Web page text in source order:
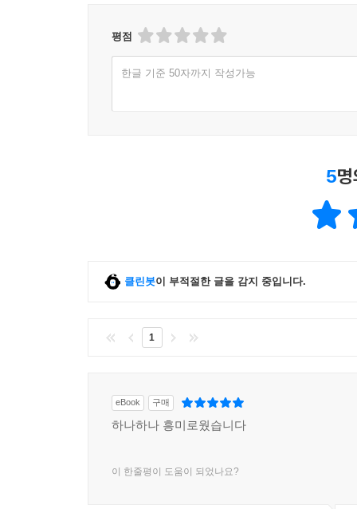
환원하는 그 흔한 공식일지 모른다. 서로를 돕고
페미니즘, 그 ‘머무르지 않는 마음’에 관하여
혁명이었으나, 동시에 그 자각은 여성들에게 “또
반동적인 측면도 있었다. 이것이 바로 ‘강남역 10
저자는 이 딜레마를 넘기 위해 ‘이중전략’이 필
이야기를 들을 때 가능해진다. 이는 또한 나를 온
이를테면 다큐 [파란나비효과]에서 포착되는 여
“생활을 유지하는 물리적이고 감정적인 노동의 주
그것은 이미 주어진 삶의 조건으로부터 비롯된 아
안에서 약한 자들을 배려하며 운동을 단단하게
평점
한글 기준 50자까지 작성가능
5
클린봇이 부적절한 글을 감지 중입니다.
1
eBook 구매
하나하나 흥미로웠습니다
이 한줄평이 도움이 되었나요?